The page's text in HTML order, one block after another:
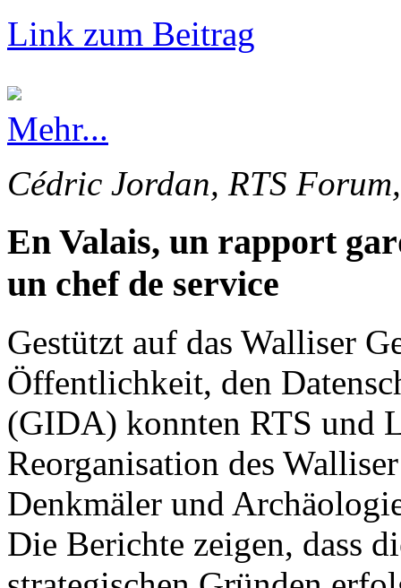
Link zum Beitrag
Mehr...
Cédric Jordan, RTS
En Valais, un rapport
un chef de service
Gestützt auf das Walliser
Öffentlichkeit, den
(GIDA) konnten RTS und
Reorganisation des
Denkmäler und
Die Berichte zeigen, dass